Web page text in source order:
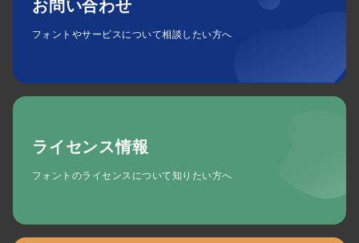
お問い合わせ
フォントやサービスについて相談したい方へ
ライセンス情報
フォントのライセンスについて知りたい方へ